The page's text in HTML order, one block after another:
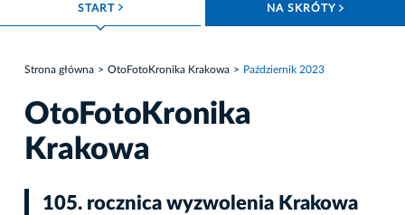
START ROZWIŃ MENU NA SKRÓTY
Strona główna OtoFotoKronika Krakowa Październik 2023
OtoFotoKronika
Krakowa
105. rocznica wyzwolenia Krakowa